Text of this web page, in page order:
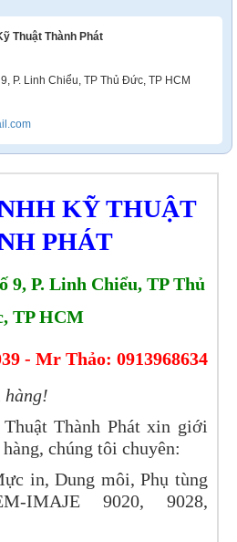
Thuật Thành Phát
P. Linh Chiểu, TP Thủ Đức, TP HCM
KỸ THUẬT
PHÁT
9, P. Linh Chiểu, TP Thủ
TP HCM
- Mr Thảo: 0913968634
hàng!
Thành Phát xin giới
chúng tôi chuyên:
Dung môi, Phụ tùng
IMAJE 9020, 9028,